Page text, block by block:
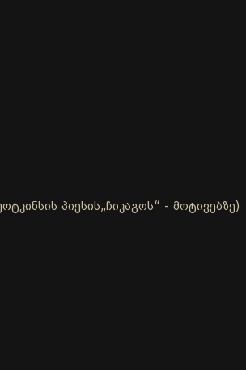
პიესის„ჩიკაგოს“ - მოტივებზე)